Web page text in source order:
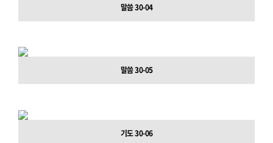
말씀 30-04
말씀 30-05
기도 30-06